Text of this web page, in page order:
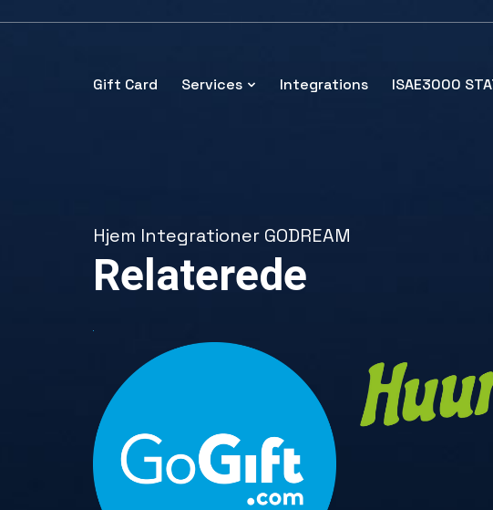
Gift Card Services Integrations ISAE3000
Hjem Integrationer GODREAM
Relaterede